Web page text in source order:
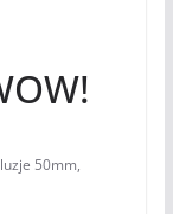
50mm,